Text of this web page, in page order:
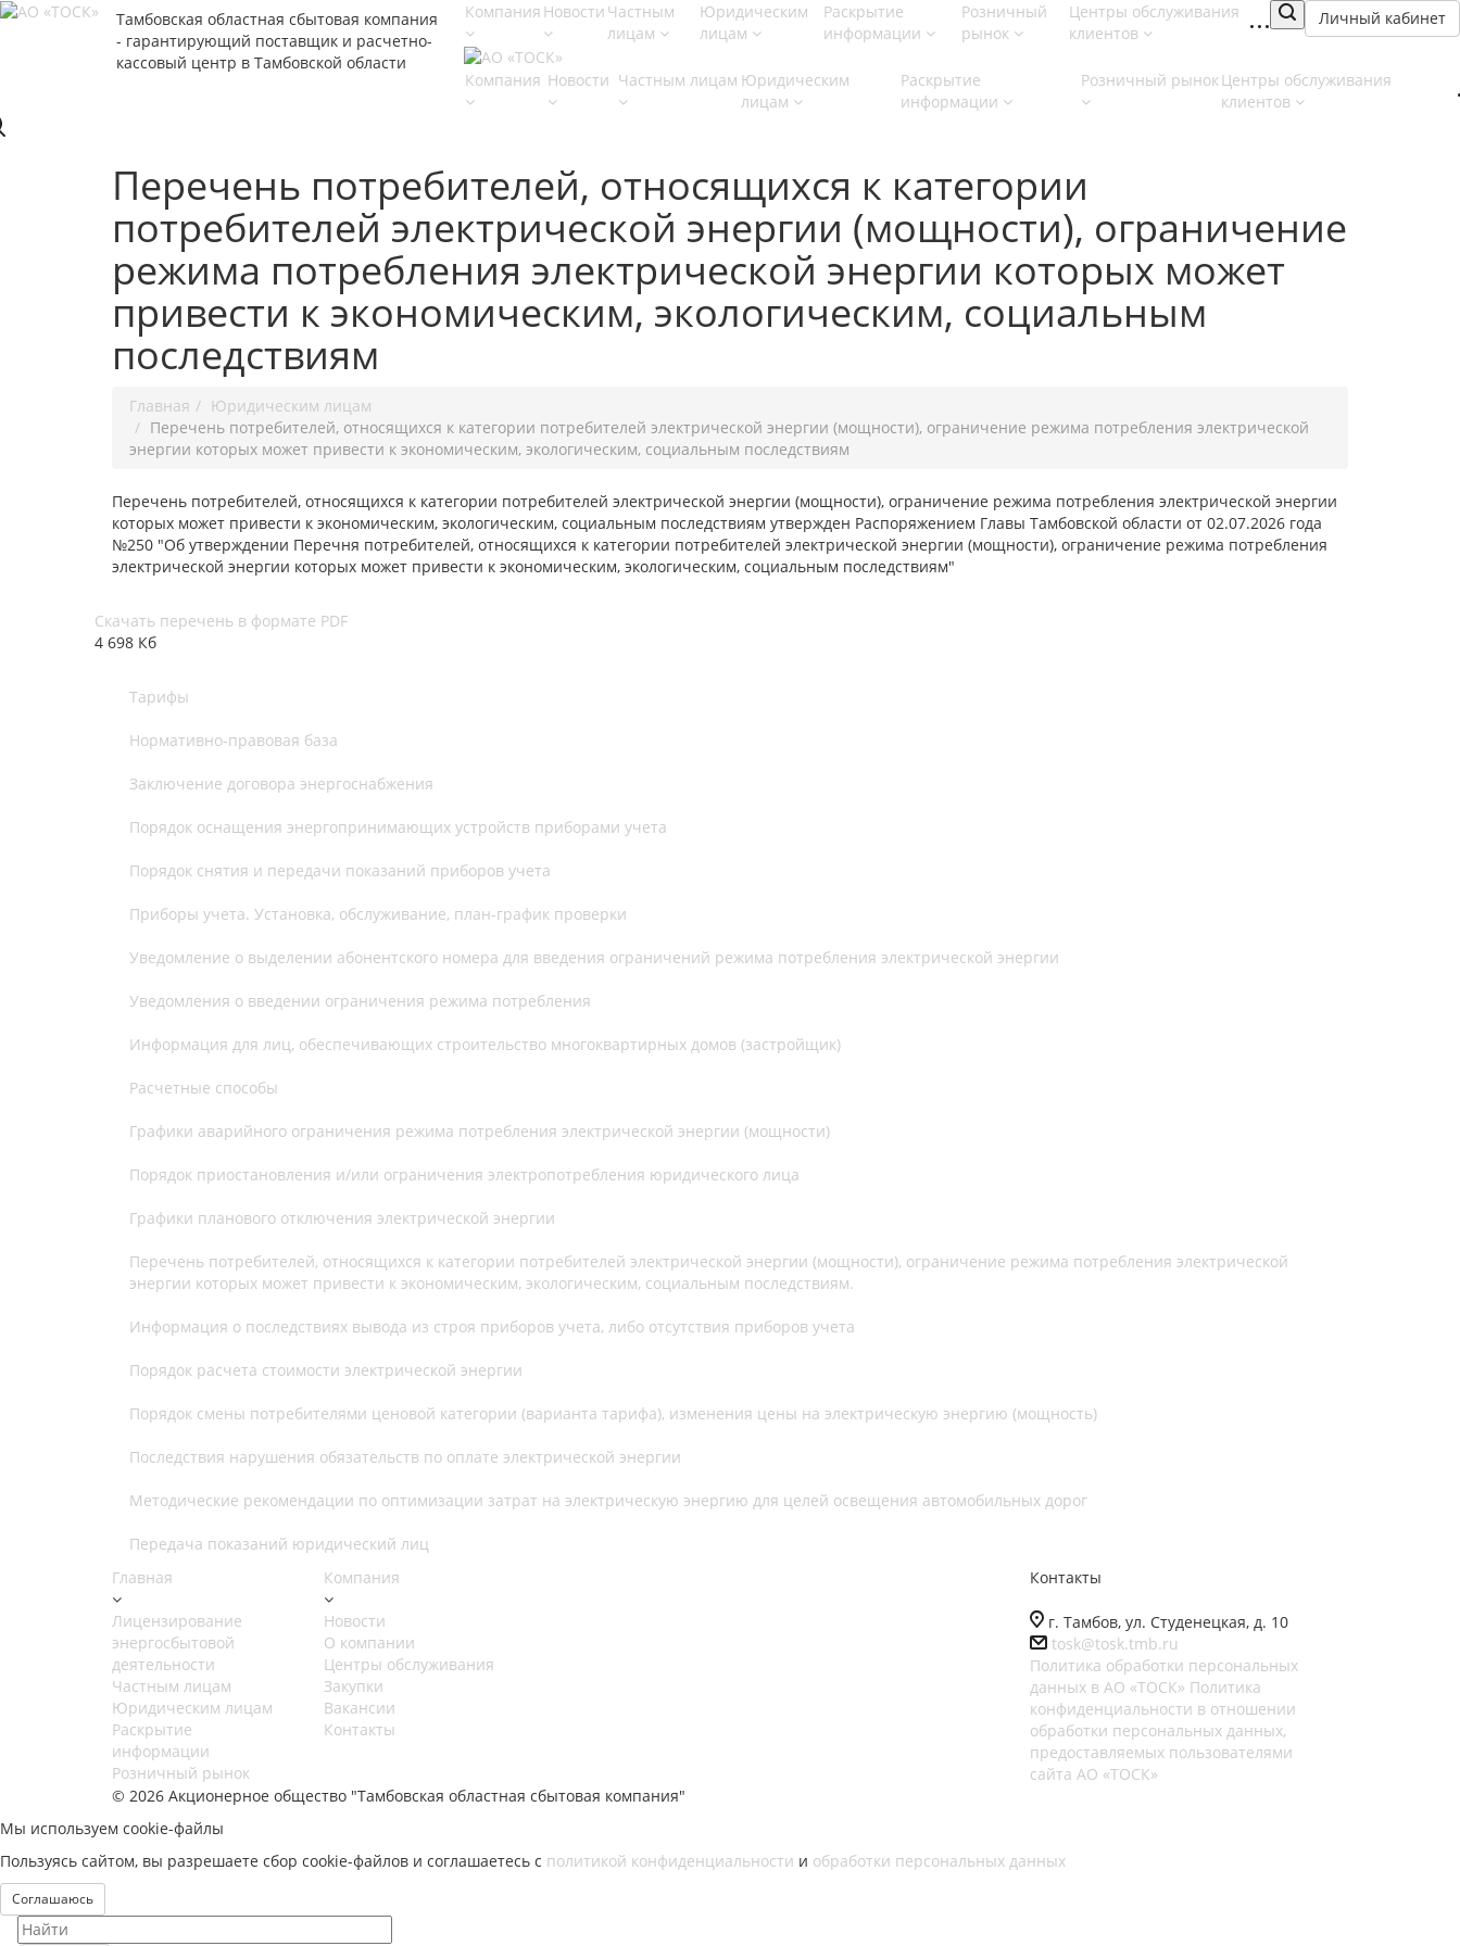
Тамбовская областная сбытовая компания
- гарантирующий поставщик и расчетно-
кассовый центр в Тамбовской области
Личный кабинет
Компания Новости Частным
лицам
Юридическим
лицам
Раскрытие
информации
Розничный
рынок
Центры обслуживания
клиентов
Компания Новости Частным лицам Юридическим
лицам
Раскрытие
информации
Розничный рынокЦентры обслуживания
клиентов
Перечень потребителей, относящихся к категории
потребителей электрической энергии (мощности), ограничение
режима потребления электрической энергии которых может
привести к экономическим, экологическим, социальным
последствиям
Главная
Юридическим лицам
Перечень потребителей, относящихся к категории потребителей электрической энергии (мощности), ограничение режима потребления электрической
энергии которых может привести к экономическим, экологическим, социальным последствиям
Перечень потребителей, относящихся к категории потребителей электрической энергии (мощности), ограничение режима потребления электрической энергии
которых может привести к экономическим, экологическим, социальным последствиям утвержден Распоряжением Главы Тамбовской области от 02.07.2026 года
№250 "Об утверждении Перечня потребителей, относящихся к категории потребителей электрической энергии (мощности), ограничение режима потребления
электрической энергии которых может привести к экономическим, экологическим, социальным последствиям"
Скачать перечень в формате PDF
4 698 Кб
Тарифы
Нормативно-правовая база
Заключение договора энергоснабжения
Порядок оснащения энергопринимающих устройств приборами учета
Порядок снятия и передачи показаний приборов учета
Приборы учета. Установка, обслуживание, план-график проверки
Уведомление о выделении абонентского номера для введения ограничений режима потребления электрической энергии
Уведомления о введении ограничения режима потребления
Информация для лиц, обеспечивающих строительство многоквартирных домов (застройщик)
Расчетные способы
Графики аварийного ограничения режима потребления электрической энергии (мощности)
Порядок приостановления и/или ограничения электропотребления юридического лица
Графики планового отключения электрической энергии
Перечень потребителей, относящихся к категории потребителей электрической энергии (мощности), ограничение режима потребления электрической
энергии которых может привести к экономическим, экологическим, социальным последствиям.
Информация о последствиях вывода из строя приборов учета, либо отсутствия приборов учета
Порядок расчета стоимости электрической энергии
Порядок смены потребителями ценовой категории (варианта тарифа), изменения цены на электрическую энергию (мощность)
Последствия нарушения обязательств по оплате электрической энергии
Методические рекомендации по оптимизации затрат на электрическую энергию для целей освещения автомобильных дорог
Передача показаний юридический лиц
Главная
Лицензирование
энергосбытовой
деятельности
Частным лицам
Юридическим лицам
Раскрытие
информации
Розничный рынок
Компания
Новости
О компании
Центры обслуживания
Закупки
Вакансии
Контакты
Контакты
г. Тамбов, ул. Студенецкая, д. 10
tosk@tosk.tmb.ru
Политика обработки персональных
данных в АО «ТОСК» Политика
конфиденциальности в отношении
обработки персональных данных,
предоставляемых пользователями
сайта АО «ТОСК»
© 2026 Акционерное общество "Тамбовская областная сбытовая компания"
Мы используем cookie-файлы
Пользуясь сайтом, вы разрешаете сбор cookie-файлов и соглашаетесь с политикой конфиденциальности и обработки персональных данных
Соглашаюсь